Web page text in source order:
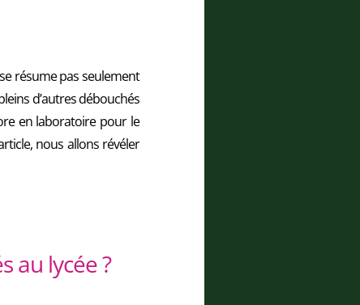
résume pas seulement
d’autres débouchés
en laboratoire pour le
nous allons révéler
au lycée ?